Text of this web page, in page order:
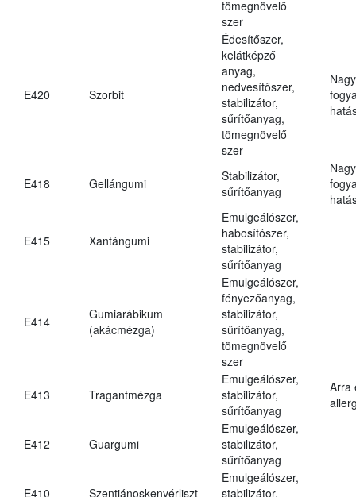
tömegnövelő
szer
E420 Szorbit
Édesítőszer,
kelátképző
anyag,
nedvesítőszer,
stabilizátor,
sűrítőanyag,
tömegnövelő
szer
E418 Gellángumi
Stabilizátor,
sűrítőanyag
E415 Xantángumi
Emulgeálószer,
habosítószer,
stabilizátor,
sűrítőanyag
E414
Gumiarábikum
(akácmézga)
Emulgeálószer,
fényezőanyag,
stabilizátor,
sűrítőanyag,
tömegnövelő
szer
E413 Tragantmézga
Emulgeálószer,
stabilizátor,
sűrítőanyag
Arra
E412 Guargumi
Emulgeálószer,
stabilizátor,
sűrítőanyag
E410 Szentjánoskenyérliszt
Emulgeálószer,
stabilizátor,